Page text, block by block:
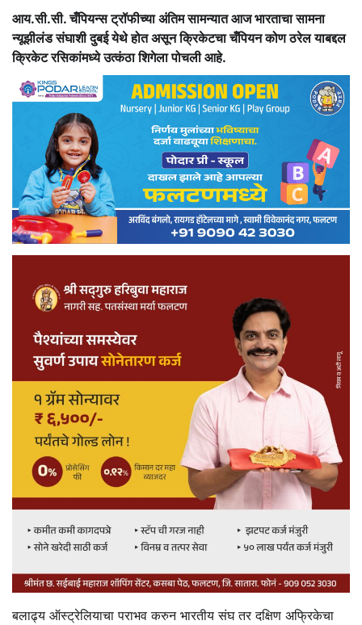
आय.सी.सी. चँपियन्स ट्रॉफीच्या अंतिम सामन्यात आज भारताचा सामना
न्यूझीलंड संघाशी दुबई येथे होत असून क्रिकेटचा चँपियन कोण ठरेल याबद्दल
क्रिकेट रसिकांमध्ये उत्कंठा शिगेला पोचली आहे.
बलाढ्य ऑस्ट्रेलियाचा पराभव करुन भारतीय संघ तर दक्षिण अफ्रिकेचा